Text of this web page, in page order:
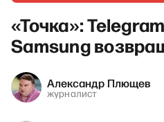
«Точка»:
Samsung
Александр Плющев
журналист